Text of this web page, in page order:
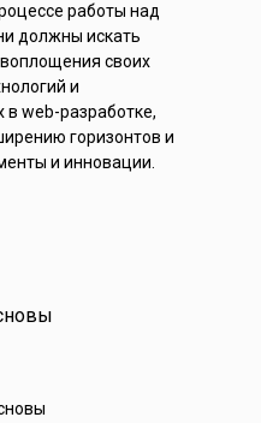
работы над
должны искать
своих
и
в web-разработке,
горизонтов и
и инновации.